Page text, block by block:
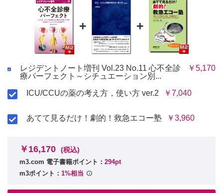
+ +
レジデントノート増刊 Vol.23 No.11 心不全診
療パーフェクト～シチュエーション別...
￥5,170
ICU/CCUの薬の考え方，使い方 ver.2 ￥7,040
あてて見るだけ！劇的！救急エコー塾 ￥3,960
￥16,170 (税込)
m3.com 電子書籍ポイント： 294pt
m3ポイント： 1%相当